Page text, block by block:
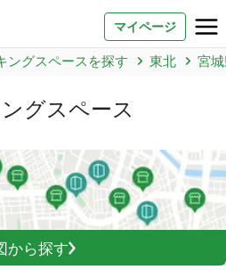
マイページ
グスペース）
ングスペースを探す 東北 宮
グスペース
から探す